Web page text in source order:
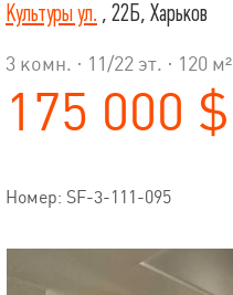
Культуры ул. , 22Б, Харьков
3 комн. · 11 /22 эт. · 120 м²
175 000 $
Номер: SF-3-111-095